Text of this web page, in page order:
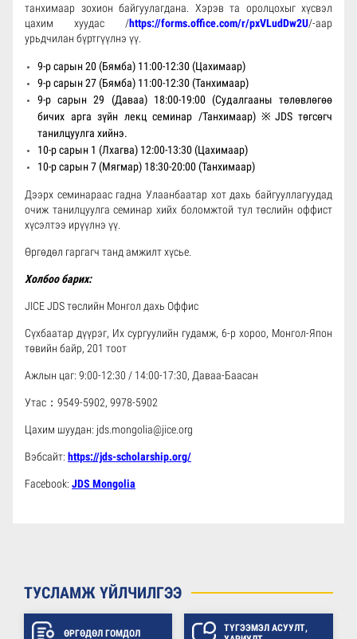
танхимаар зохион байгуулагдана. Хэрэв та оролцохыг хүсвэл
цахим хуудас /https://forms.office.com/r/pxVLudDw2U/-аар
урьдчилан бүртгүүлнэ үү.
9-р сарын 20 (Бямба) 11:00-12:30 (Цахимаар)
9-р сарын 27 (Бямба) 11:00-12:30 (Танхимаар)
9-р сарын 29 (Даваа) 18:00-19:00 (Судалгааны төлөвлөгөө
бичих арга зүйн лекц семинар /Танхимаар) ※JDS төгсөгч
танилцуулга хийнэ.
10-р сарын 1 (Лхагва) 12:00-13:30 (Цахимаар)
10-р сарын 7 (Мягмар) 18:30-20:00 (Танхимаар)
Дээрх семинараас гадна Улаанбаатар хот дахь байгууллагуудад
очиж танилцуулга семинар хийх боломжтой тул төслийн оффист
хүсэлтээ ирүүлнэ үү.
Өргөдөл гаргагч танд амжилт хүсье.
Холбоо барих:
JICE JDS төслийн Монгол дахь Оффис
Сүхбаатар дүүрэг, Их сургуулийн гудамж, 6-р хороо, Монгол-Япон
төвийн байр, 201 тоот
Ажлын цаг: 9:00-12:30 / 14:00-17:30, Даваа-Баасан
Утас：9549-5902, 9978-5902
Цахим шуудан: jds.mongolia@jice.org
Вэбсайт: https://jds-scholarship.org/
Facebook: JDS Mongolia
ТУСЛАМЖ ҮЙЛЧИЛГЭЭ
ӨРГӨДӨЛ ГОМДОЛ
ТҮГЭЭМЭЛ АСУУЛТ,